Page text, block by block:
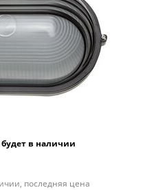
в наличии
последняя цена